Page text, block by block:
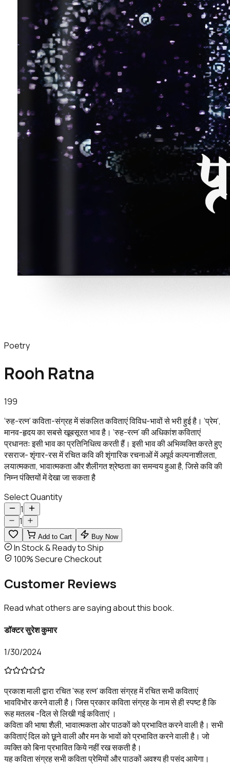
Poetry
Rooh Ratna
199
‘रुह-रत्न’ कविता-संग्रह में संकलित कविताएं विविध-भावों से भरी हुई है। ‘प्रेम’,
मानव-हृदय का सबसे खूबसूरत भाव है। ‘रुह-रत्न’ की अधिकांश कविताएं
प्रधानतः इसी भाव का प्रतिनिधित्व करती हैं। इसी भाव की अभिव्यक्ति करते हुए
रसराज- शृंगार-रस में रचित कवि की शृंगारिक रचनाओं में अपूर्व कल्पनाशीलता,
लयात्मकता, भावात्मकता और शैलीगत श्रेष्ठता का समन्वय हुआ है, जिसे कवि की
निम्न पंक्तियों में देखा जा सकता है
Select Quantity
1
1
Add to Cart Buy Now
In Stock & Ready to Ship
100% Secure Checkout
Customer Reviews
Read what others are saying about this book.
डॉक्टर सुरेश कुमार
1/30/2024
प्रकाश माली द्वारा रचित 'रूह रत्न' कविता संग्रह में रचित सभी कविताएं
भावविभोर करने वाली है। जिस प्रकार कविता संग्रह के नाम से ही स्पष्ट है कि
रूह मतलब -दिल से लिखी गई कविताएं ।
कविता की भाषा शैली, भावात्मकता ओर पाठकों को प्रभावित करने वाली है। सभी
कविताएं दिल को छूने वाली और मन के भावों को प्रभावित करने वाली है। जो
व्यक्ति को बिना प्रभावित किये नहीं रख सकती है।
यह कविता संग्रह सभी कविता प्रेमियों और पाठकों अवश्य ही पसंद आयेगा।